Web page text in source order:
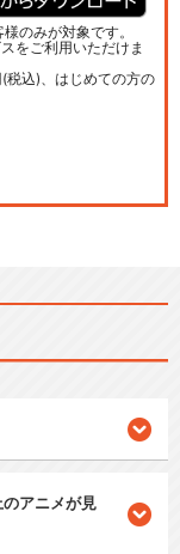
のみが対象です。
をご利用いただけま
税込)、はじめての方の
アニメが見